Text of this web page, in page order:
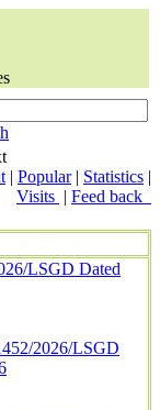
| Popular| Statistics |
Visits | Feed back
LSGD Dated
2026/LSGD